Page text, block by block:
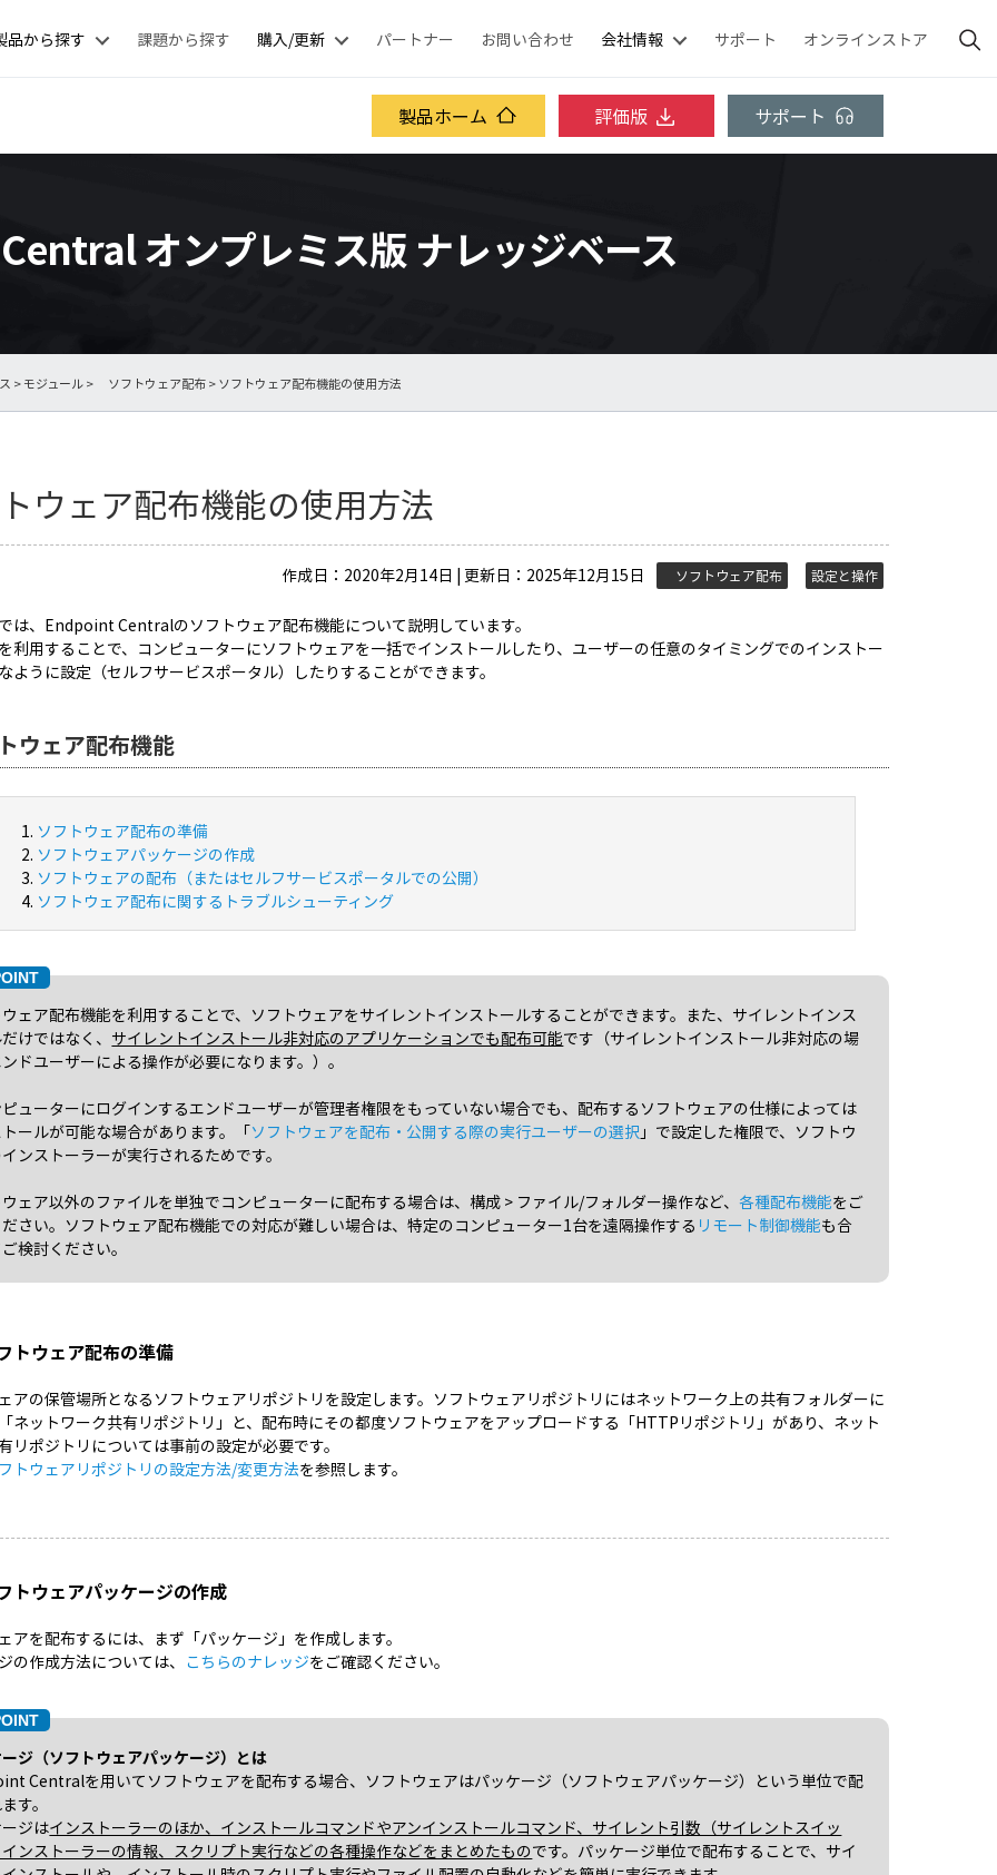
品から探す 課題から探す 購入/更新 パートナー お問い合わせ 会社情報 サポート オンラインストア
製品ホーム 評価版 サポート
オンプレミス版 ナレッジベース
>モジュール> ソフトウェア配布> ソフトウェア配布機能の使用方法
ウェア配布機能の使用方法
作成日：2020年2月14日 | 更新日：2025年12月15日 ソフトウェア配布 設定と操作
は、Endpoint Centralのソフトウェア配布機能について説明しています。
利用することで、コンピューターにソフトウェアを一括でインストールしたり、ユーザーの任意のタイミングでのインストー
ように設定（セルフサービスポータル）したりすることができます。
ウェア配布機能
ソフトウェア配布の準備
ソフトウェアパッケージの作成
ソフトウェアの配布（またはセルフサービスポータルでの公開）
ソフトウェア配布に関するトラブルシューティング
ェア配布機能を利用することで、ソフトウェアをサイレントインストールすることができます。また、サイレントインス
けではなく、 サイレントインストール非対応のアプリケーションでも配布可能です（サイレントインストール非対応の場
ドユーザーによる操作が必要になります。）。
ューターにログインするエンドユーザーが管理者権限をもっていない場合でも、配布するソフトウェアの仕様によっては
ールが可能な場合があります。「ソフトウェアを配布・公開する際の実行ユーザーの選択 」で設定した権限で、ソフトウ
ンストーラーが実行されるためです。
ェア以外のファイルを単独でコンピューターに配布する場合は、構成 > ファイル/フォルダー操作など、各種配布機能をご
さい。ソフトウェア配布機能での対応が難しい場合は、特定のコンピューター1台を遠隔操作する リモート制御機能も合
検討ください。
トウェア配布の準備
アの保管場所となるソフトウェアリポジトリを設定します。ソフトウェアリポジトリにはネットワーク上の共有フォルダーに
ネットワーク共有リポジトリ」と、配布時にその都度ソフトウェアをアップロードする「HTTPリポジトリ」があり、ネット
リポジトリについては事前の設定が必要です。
トウェアリポジトリの設定方法/変更方法を参照します。
トウェアパッケージの作成
アを配布するには、まず「パッケージ」を作成します。
の作成方法については、 こちらのナレッジをご確認ください。
ジ（ソフトウェアパッケージ）とは
Centralを用いてソフトウェアを配布する場合、ソフトウェアはパッケージ（ソフトウェアパッケージ）という単位で配
す。
ジはインストーラーのほか、インストールコマンドやアンインストールコマンド、サイレント引数（サイレントスイッ
ンストーラーの情報、スクリプト実行などの各種操作などをまとめたものです。パッケージ単位で配布することで、サイ